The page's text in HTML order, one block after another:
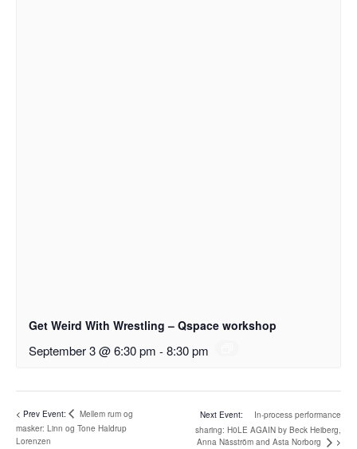
Get Weird With Wrestling – Qspace workshop
September 3 @ 6:30 pm - 8:30 pm
Mellem rum og
masker: Linn og Tone Haldrup
Lorenzen
In-process performance
sharing: H0LE AGAIN by Beck Heiberg,
Anna Näsström and Asta Norborg